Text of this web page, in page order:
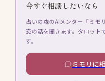
今すぐ相談したいなら
占いの森のAIメンター「ミモ
恋の話を聞きます。タロット
す。
ミモリに